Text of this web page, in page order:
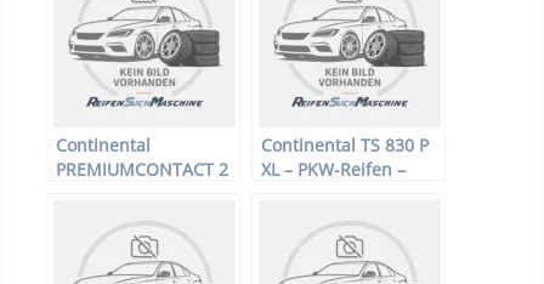
Continental
PREMIUMCONTACT 2
225/50 R17 94H –
Sommerreifen
Continental TS 830 P
XL – PKW-Reifen –
Winterreifen